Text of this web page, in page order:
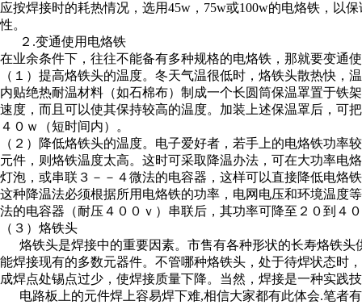
应按焊接时的耗热情况，选用45w，75w或100w的电烙铁，以
性。
２.变通使用电烙铁
在业余条件下，往往不能备有多种规格的电烙铁，那就要变通
（１）提高烙铁头的温度。冬天气温很低时，烙铁头散热快
内贴绝热耐温材料（如石棉布）制成一个长圆筒保温罩置于铁
速度，而且可以使其保持较高的温度。加装上述保温罩后，可
４０ｗ（短时间内）。
（２）降低烙铁头的温度。电子爱好者，若手上的电烙铁功
元件，则烙铁温度太高。这时可采取降温办法，可在大功率电
灯泡，或串联３－－４微法的电容器，这样可以直接降低电烙
这种降温法必须根据所用电烙铁的功率，电网电压和环境温度
法的电容器（耐压４００ｖ）串联后，其功率可降至２０到４
（３）烙铁头
烙铁头是焊接中的重要因素。市售有各种形状的长寿烙铁头
能焊接现有的多数元器件。不管哪种烙铁头，处于待焊状态时
成焊点处锡点过少，使焊接质量下降。当然，焊接是一种实践
电路板上的元件焊上容易焊下难,相信大家都有此体会.笔者